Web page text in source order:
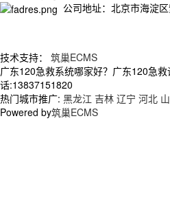
公司地址：北京市海淀
技术支持： 筑巢ECMS
广东120急救系统哪家好？广东120急
话:13837151820
热门城市推广: 黑龙江 吉林 辽宁 河北
Powered by筑巢ECMS